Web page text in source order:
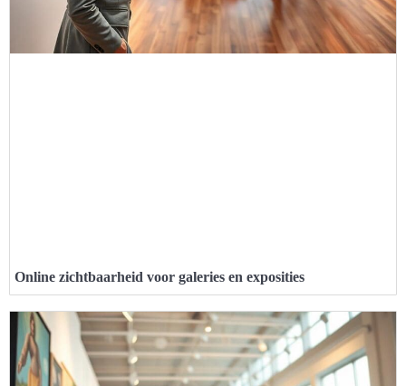
Online zichtbaarheid voor galeries en exposities